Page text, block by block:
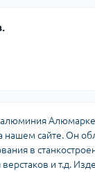
алюминия
нашем сайте. Он
в
верстаков и т.д.